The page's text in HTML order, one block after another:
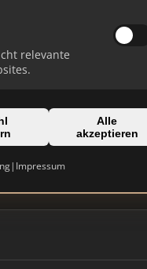
relevante
Alle
akzeptieren
| Impressum